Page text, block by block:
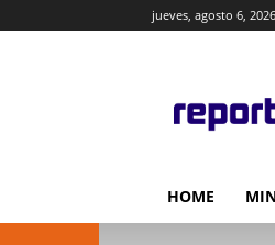
jueves, agosto 6, 2026
HOME